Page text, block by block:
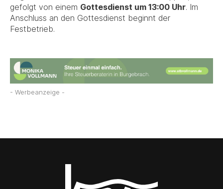
gefolgt von einem Gottesdienst um 13:00 Uhr. Im
Anschluss an den Gottesdienst beginnt der
Festbetrieb.
- Werbeanzeige -